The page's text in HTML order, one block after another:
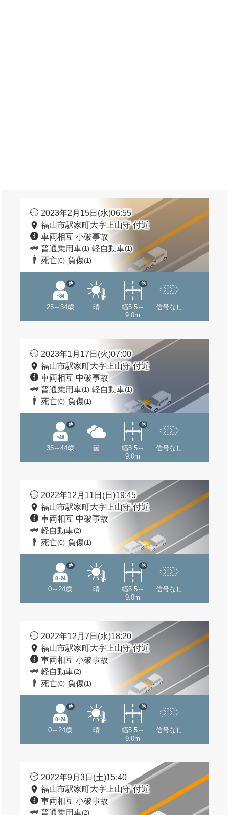
2023年2月15日(水)06:55
福山市駅家町大字上山守 付近
車両相互 小破事故
普通乗用車(1) 軽自動車(1)
死亡(0) 負傷(1)
25～34歳
他
晴
幅5.5～
9.0m
他
信号なし
2023年1月17日(火)07:00
福山市駅家町大字上山守 付近
車両相互 中破事故
普通乗用車(1) 軽自動車(1)
死亡(0) 負傷(1)
35～44歳
他
曇
幅5.5～
9.0m
他
信号なし
2022年12月11日(日)19:45
福山市駅家町大字上山守 付近
車両相互 中破事故
軽自動車(2)
死亡(0) 負傷(1)
0～24歳
他
晴
幅5.5～
9.0m
他
信号なし
2022年12月7日(水)18:20
福山市駅家町大字上山守 付近
車両相互 小破事故
軽自動車(2)
死亡(0) 負傷(1)
0～24歳
他
晴
幅5.5～
9.0m
他
信号なし
2022年9月3日(土)15:40
福山市駅家町大字上山守 付近
車両相互 小破事故
普通乗用車(2)